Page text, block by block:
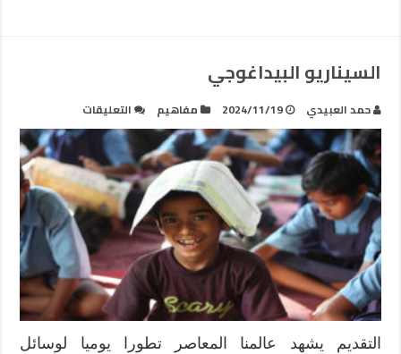
السيناريو البيداغوجي
حمد العبيدي 2024/11/19 مفاهيم التعليقات
السيناريو
البيداغوجي
مغلقة
التقديم يشهد عالمنا المعاصر تطورا يوميا لوسائل